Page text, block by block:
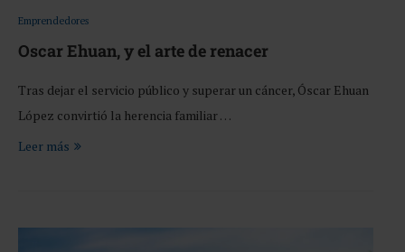
Emprendedores
Oscar Ehuan, y el arte de renacer
Tras dejar el servicio público y superar un cáncer, Óscar Ehuan
López convirtió la herencia familiar …
Leer más